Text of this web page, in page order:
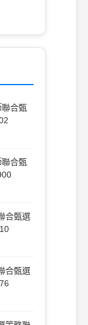
小
合甄
合甄
合甄選
合甄選